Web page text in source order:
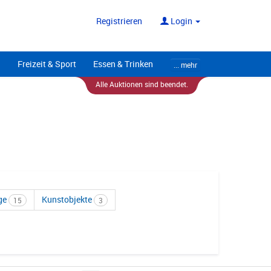
Registrieren Login
Freizeit & Sport Essen & Trinken
... mehr
Alle Auktionen sind beendet.
15 Kunstobjekte 3